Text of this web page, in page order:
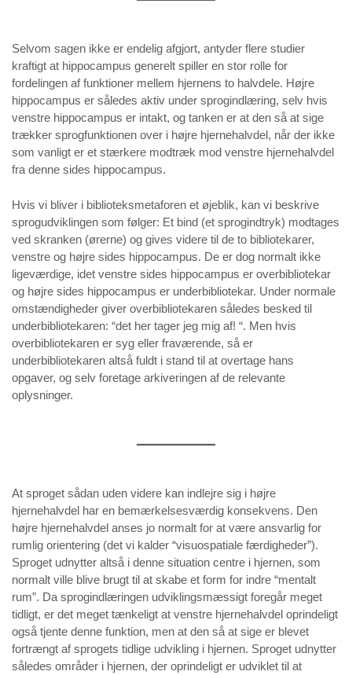
Selvom sagen ikke er endelig afgjort, antyder flere studier
kraftigt at hippocampus generelt spiller en stor rolle for
fordelingen af funktioner mellem hjernens to halvdele. Højre
hippocampus er således aktiv under sprogindlæring, selv hvis
venstre hippocampus er intakt, og tanken er at den så at sige
trækker sprogfunktionen over i højre hjernehalvdel, når der ikke
som vanligt er et stærkere modtræk mod venstre hjernehalvdel
fra denne sides hippocampus.
Hvis vi bliver i biblioteksmetaforen et øjeblik, kan vi beskrive
sprogudviklingen som følger: Et bind (et sprogindtryk) modtages
ved skranken (ørerne) og gives videre til de to bibliotekarer,
venstre og højre sides hippocampus. De er dog normalt ikke
ligeværdige, idet venstre sides hippocampus er overbibliotekar
og højre sides hippocampus er underbibliotekar. Under normale
omstændigheder giver overbibliotekaren således besked til
underbibliotekaren: “det her tager jeg mig af! “. Men hvis
overbibliotekaren er syg eller fraværende, så er
underbibliotekaren altså fuldt i stand til at overtage hans
opgaver, og selv foretage arkiveringen af de relevante
oplysninger.
At sproget sådan uden videre kan indlejre sig i højre
hjernehalvdel har en bemærkelsesværdig konsekvens. Den
højre hjernehalvdel anses jo normalt for at være ansvarlig for
rumlig orientering (det vi kalder “visuospatiale færdigheder”).
Sproget udnytter altså i denne situation centre i hjernen, som
normalt ville blive brugt til at skabe et form for indre “mentalt
rum”. Da sprogindlæringen udviklingsmæssigt foregår meget
tidligt, er det meget tænkeligt at venstre hjernehalvdel oprindeligt
også tjente denne funktion, men at den så at sige er blevet
fortrængt af sprogets tidlige udvikling i hjernen. Sproget udnytter
således områder i hjernen, der oprindeligt er udviklet til at